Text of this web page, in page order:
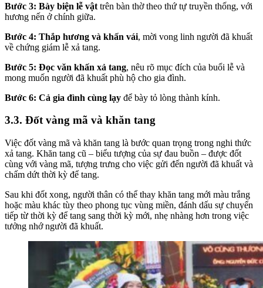
Bước 3: Bày biện lễ vật trên bàn thờ theo thứ tự truyền thống, với
hương nến ở chính giữa.
Bước 4: Thắp hương và khấn vái, mời vong linh người đã khuất
về chứng giám lễ xả tang.
Bước 5: Đọc văn khấn xả tang, nêu rõ mục đích của buổi lễ và
mong muốn người đã khuất phù hộ cho gia đình.
Bước 6: Cả gia đình cùng lạy để bày tỏ lòng thành kính.
3.3. Đốt vàng mã và khăn tang
Việc đốt vàng mã và khăn tang là bước quan trọng trong nghi thức
xả tang. Khăn tang cũ – biểu tượng của sự đau buồn – được đốt
cùng với vàng mã, tượng trưng cho việc gửi đến người đã khuất và
chấm dứt thời kỳ để tang.
Sau khi đốt xong, người thân có thể thay khăn tang mới màu trắng
hoặc màu khác tùy theo phong tục vùng miền, đánh dấu sự chuyển
tiếp từ thời kỳ để tang sang thời kỳ mới, nhẹ nhàng hơn trong việc
tưởng nhớ người đã khuất.